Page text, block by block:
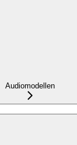
Audiomodellen